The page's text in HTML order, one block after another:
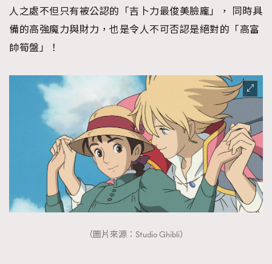
人之處不但只有被公認的「吉卜力最俊美臉龐」， 同時具
備的高強魔力與財力，也是令人不可否認是絕對的「高富
帥筍盤」！
（圖片來源：Studio Ghibli）